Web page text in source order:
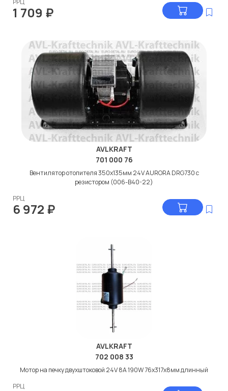
1 709 ₽
AVLKRAFT
701 000 76
Вентилятор отопителя 350x135мм 24V AURORA DRG730 с
резистором (006-B40-22)
РРЦ
6 972 ₽
AVLKRAFT
702 008 33
Мотор на печку двухштоковой 24V 8A 190W 76x317x8мм длинный
РРЦ